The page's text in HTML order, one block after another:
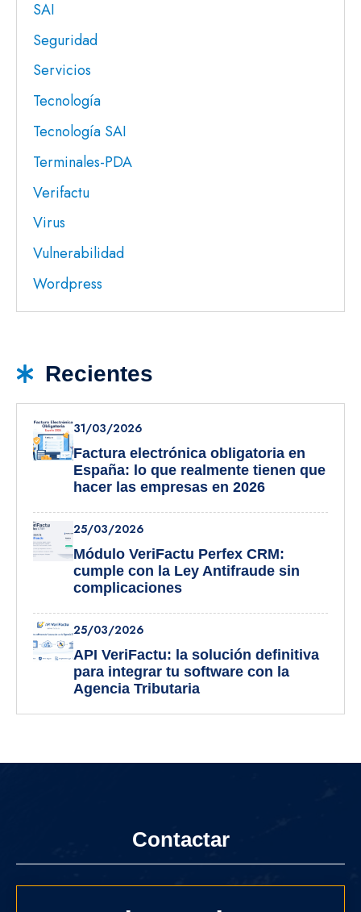
SAI
Seguridad
Servicios
Tecnología
Tecnología SAI
Terminales-PDA
Verifactu
Virus
Vulnerabilidad
Wordpress
Recientes
31/03/2026
Factura electrónica obligatoria en
España: lo que realmente tienen que
hacer las empresas en 2026
25/03/2026
Módulo VeriFactu Perfex CRM:
cumple con la Ley Antifraude sin
complicaciones
25/03/2026
API VeriFactu: la solución definitiva
para integrar tu software con la
Agencia Tributaria
Contactar